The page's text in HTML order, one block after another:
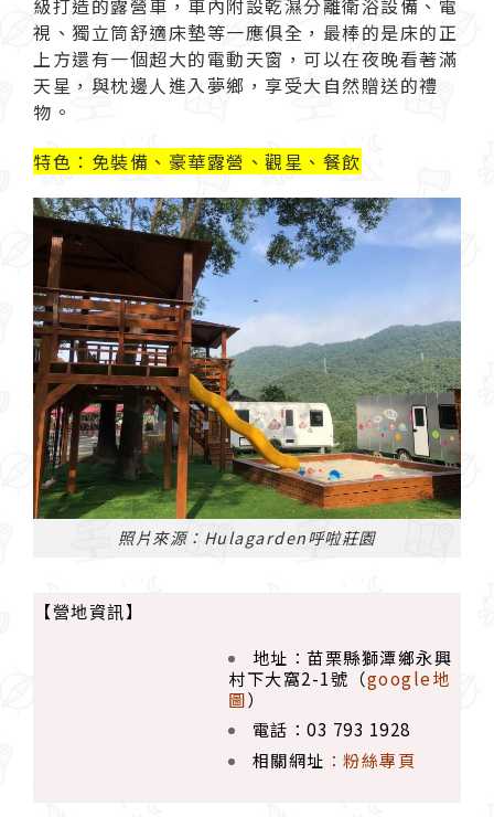
級打造的露營車，車內附設乾濕分離衛浴設備、電
視、獨立筒舒適床墊等一應俱全，最棒的是床的正
上方還有一個超大的電動天窗，可以在夜晚看著滿
天星，與枕邊人進入夢鄉，享受大自然贈送的禮
物。
特色：免裝備、豪華露營、觀星、餐飲
照片來源：Hulagarden呼啦莊園
【營地資訊】
地址：苗栗縣獅潭鄉永興
村下大窩2-1號（google地
圖）
電話：03 793 1928
相關網址 ：粉絲專頁